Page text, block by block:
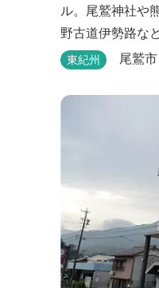
ル。尾鷲神社や
野古道伊勢路な
す。
東紀州 尾鷲市